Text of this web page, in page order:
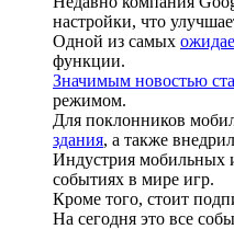
настройки, что
Одной из самых
функции.
Значимым новостью
режимом.
Для поклонников
здания, а также
Индустрия мобильных
событиях в мире игр.
Кроме того, стоит
На сегодня это все